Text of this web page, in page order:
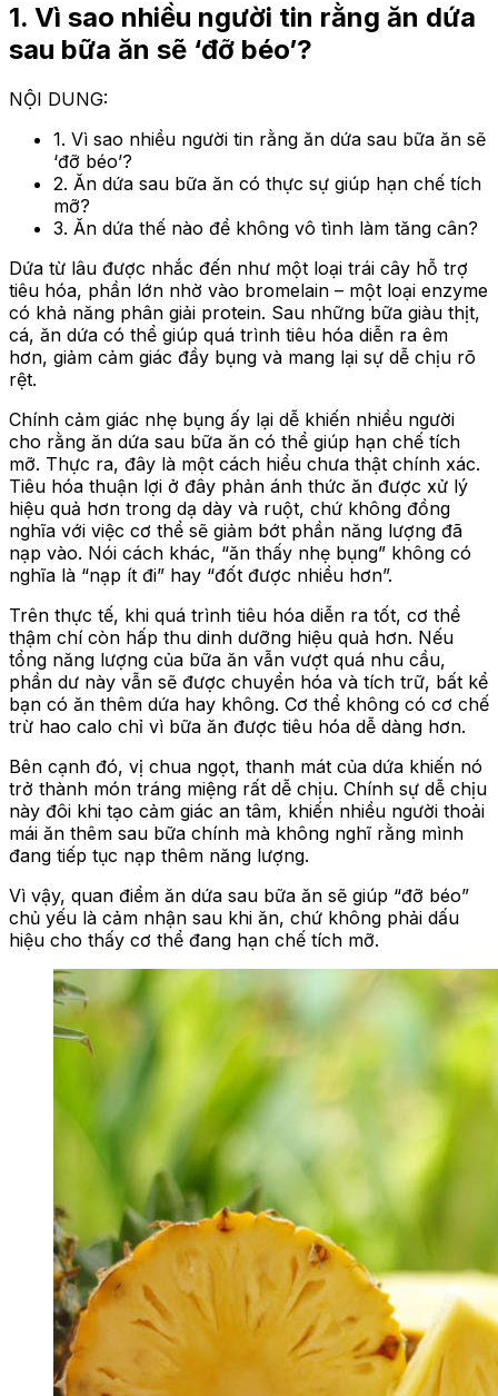
1. Vì sao nhiều người tin rằng ăn dứa
sau bữa ăn sẽ ‘đỡ béo’?
NỘI DUNG:
1. Vì sao nhiều người tin rằng ăn dứa sau bữa ăn sẽ
‘đỡ béo’?
2. Ăn dứa sau bữa ăn có thực sự giúp hạn chế tích
mỡ?
3. Ăn dứa thế nào để không vô tình làm tăng cân?
Dứa từ lâu được nhắc đến như một loại trái cây hỗ trợ
tiêu hóa, phần lớn nhờ vào bromelain – một loại enzyme
có khả năng phân giải protein. Sau những bữa giàu thịt,
cá, ăn dứa có thể giúp quá trình tiêu hóa diễn ra êm
hơn, giảm cảm giác đầy bụng và mang lại sự dễ chịu rõ
rệt.
Chính cảm giác nhẹ bụng ấy lại dễ khiến nhiều người
cho rằng ăn dứa sau bữa ăn có thể giúp hạn chế tích
mỡ. Thực ra, đây là một cách hiểu chưa thật chính xác.
Tiêu hóa thuận lợi ở đây phản ánh thức ăn được xử lý
hiệu quả hơn trong dạ dày và ruột, chứ không đồng
nghĩa với việc cơ thể sẽ giảm bớt phần năng lượng đã
nạp vào. Nói cách khác, “ăn thấy nhẹ bụng” không có
nghĩa là “nạp ít đi” hay “đốt được nhiều hơn”.
Trên thực tế, khi quá trình tiêu hóa diễn ra tốt, cơ thể
thậm chí còn hấp thu dinh dưỡng hiệu quả hơn. Nếu
tổng năng lượng của bữa ăn vẫn vượt quá nhu cầu,
phần dư này vẫn sẽ được chuyển hóa và tích trữ, bất kể
bạn có ăn thêm dứa hay không. Cơ thể không có cơ chế
trừ hao calo chỉ vì bữa ăn được tiêu hóa dễ dàng hơn.
Bên cạnh đó, vị chua ngọt, thanh mát của dứa khiến nó
trở thành món tráng miệng rất dễ chịu. Chính sự dễ chịu
này đôi khi tạo cảm giác an tâm, khiến nhiều người thoải
mái ăn thêm sau bữa chính mà không nghĩ rằng mình
đang tiếp tục nạp thêm năng lượng.
Vì vậy, quan điểm ăn dứa sau bữa ăn sẽ giúp “đỡ béo”
chủ yếu là cảm nhận sau khi ăn, chứ không phải dấu
hiệu cho thấy cơ thể đang hạn chế tích mỡ.